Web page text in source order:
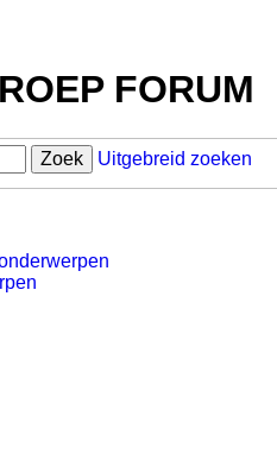
FORUM
Zoek Uitgebreid zoeken